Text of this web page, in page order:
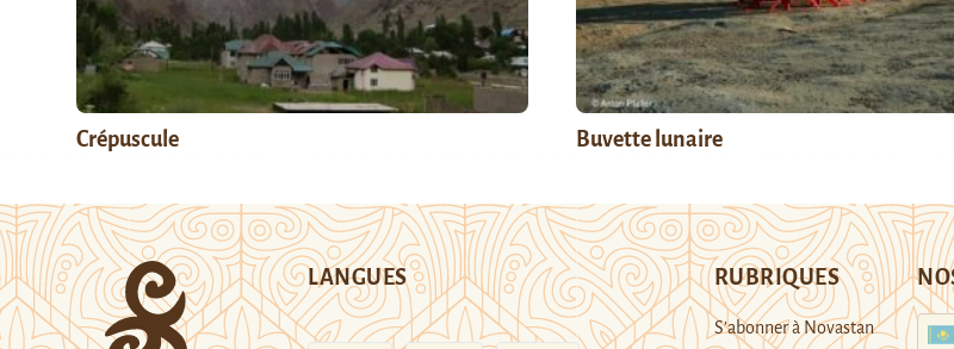
Crépuscule Buvette lunaire
LANGUES RUBRIQUES
S’abonner à Novastan